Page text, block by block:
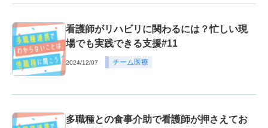
看護師がリハビリに関わるには？忙しい現
場でも実践できる支援#11
2024/12/07 チーム医療
多職種との食事介助で看護師が押さえてお